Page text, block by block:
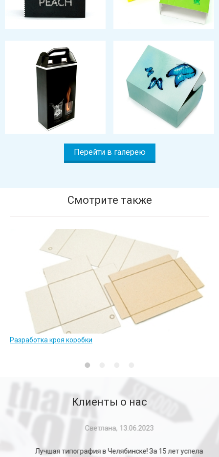
Перейти в галерею
Смотрите также
Разработка кроя коробки
Клиенты о нас
Светлана, 13.06.2023
Лучшая типография в Челябинске! За 15 лет успела